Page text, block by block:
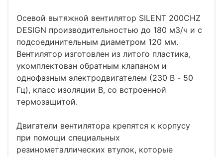
Осевой вытяжной вентилятор SILENT 200CHZ
DESIGN производительностью до 180 м3/ч и с
подсоединительным диаметром 120 мм.
Вентилятор изготовлен из литого пластика,
укомплектован обратным клапаном и
однофазным электродвигателем (230 В - 50
Гц), класс изоляции B, со встроенной
термозащитой.
Двигатели вентилятора крепятся к корпусу
при помощи специальных
резинометаллических втулок, которые